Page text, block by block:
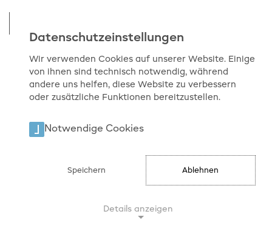
Start Über uns Medienrat Sitzungen
Sitzungen
Beschlussliste und Teilnehmende
Datenschutzeinstellungen
Wir verwenden Cookies auf unserer Website. Einige
von ihnen sind technisch notwendig, während
andere uns helfen, diese Website zu verbessern
oder zusätzliche Funktionen bereitzustellen.
Notwendige Cookies
Ablehnen
Speichern
Details anzeigen